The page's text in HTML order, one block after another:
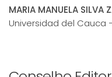
MARIA MANUELA SILVA
Universidad del Cauca